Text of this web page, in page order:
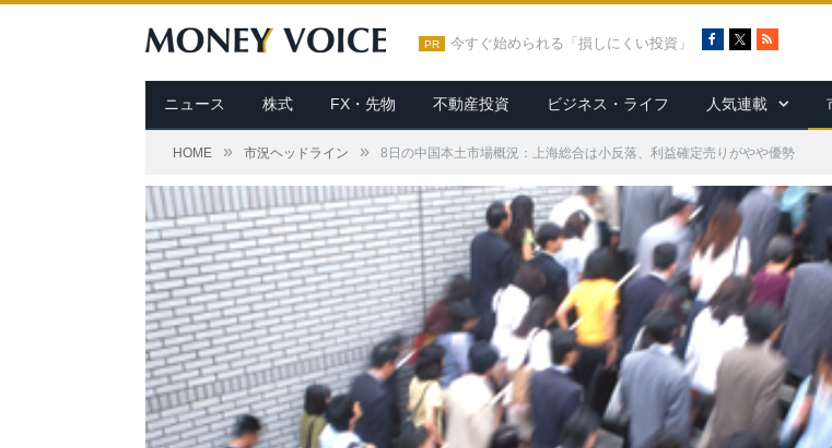
PR 今すぐ始められる「損しにくい投資」
c
e
b
o
k
R
S
ニュース 株式 FX・先物 不動産投資 ビジネス・ライフ 人気連載
HOME » 市況ヘッドライン » 8日の中国本土市場概況：上海総合は小反落、利益確定売りがやや優勢